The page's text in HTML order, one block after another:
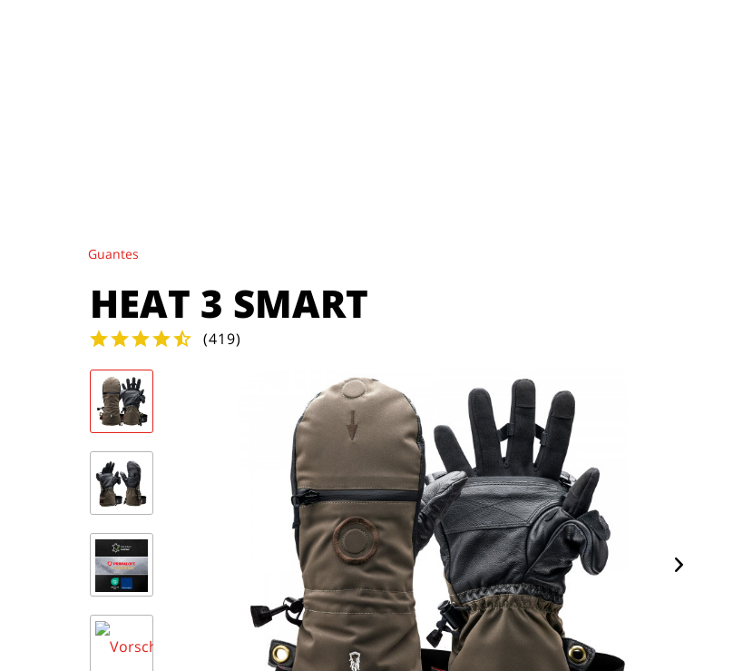
Guantes
HEAT 3 SMART
(419)